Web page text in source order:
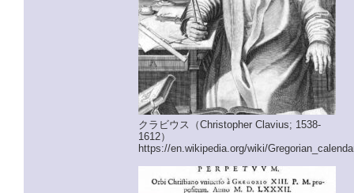
クラビウス（Christopher Clavius; 1538-
1612）
https://en.wikipedia.org/wiki/